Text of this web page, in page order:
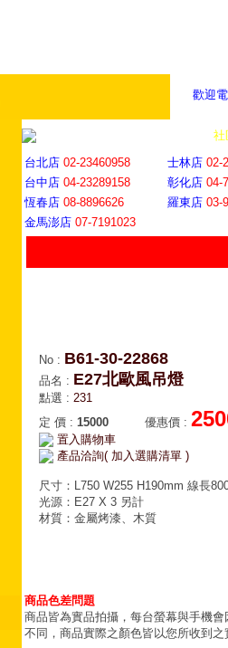
歡迎
社
台北店 02-23460958 士林店 02-
台中店 04-23289158 彰化店 04-
恆春店 08-8896626 羅東店 03-
金馬澎店 07-7191023
No : B61-30-22868
品名 : E27北歐風吊燈
點選 : 231
定 價 : 15000 優惠價 :
置入購物車
產品洽詢( 加入選購清單 )
尺寸：L750 W255 H190mm 線長
光源：E27 X 3 另計
材質：金屬烤漆、木質
商品色差問題
商品皆為實品拍攝，每台螢幕與手機
不同，商品實際之顏色皆以您所收到之